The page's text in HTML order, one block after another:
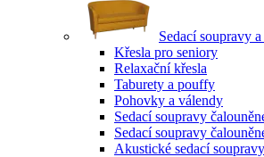
Sedací soupravy a
Křesla pro seniory
Relaxační křesla
Taburety a pouffy
Pohovky a válendy
Sedací soupravy
Sedací soupravy
Akustické sedací soupravy